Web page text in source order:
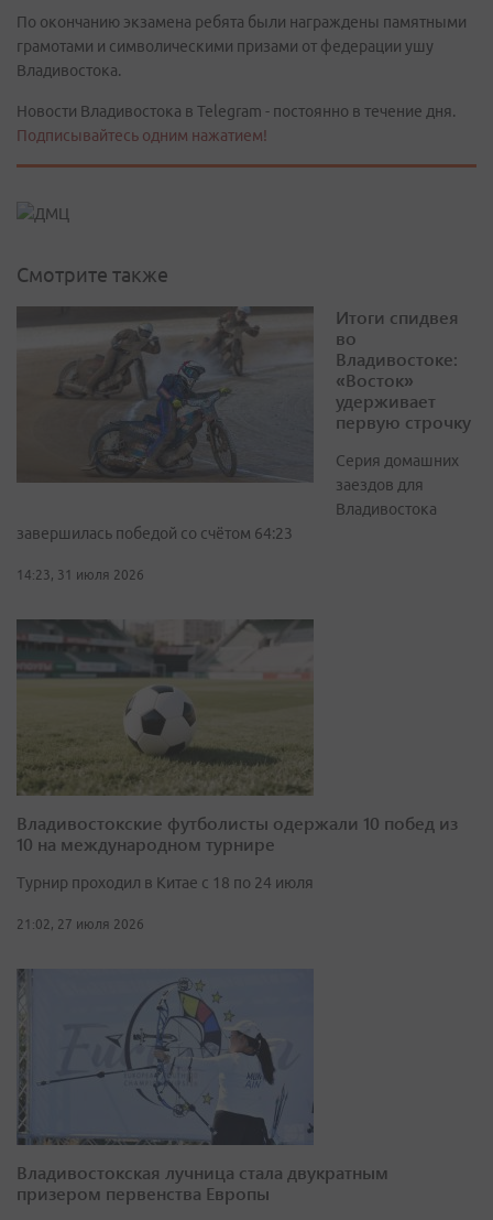
По окончанию экзамена ребята были награждены памятными
грамотами и символическими призами от федерации ушу
Владивостока.
Новости Владивостока в Telegram - постоянно в течение дня.
Подписывайтесь одним нажатием!
Смотрите также
Итоги спидвея
во
Владивостоке:
«Восток»
удерживает
первую строчку
Серия домашних
заездов для
Владивостока
завершилась победой со счётом 64:23
14:23, 31 июля 2026
Владивостокские футболисты одержали 10 побед из
10 на международном турнире
Турнир проходил в Китае с 18 по 24 июля
21:02, 27 июля 2026
Владивостокская лучница стала двукратным
призером первенства Европы